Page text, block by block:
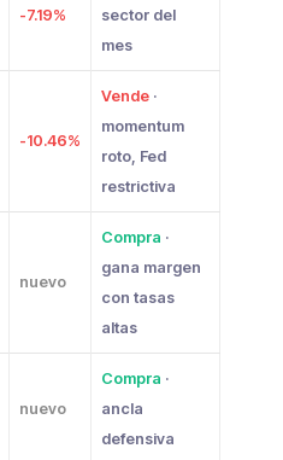
-7.19%
sector del
mes
-10.46%
Vende ·
momentum
roto, Fed
restrictiva
nuevo
Compra ·
gana margen
con tasas
altas
nuevo
Compra ·
ancla
defensiva